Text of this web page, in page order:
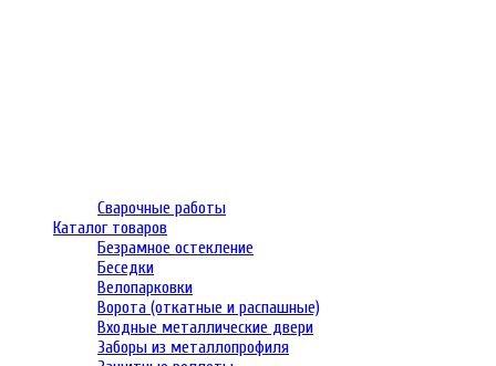
Сварочные работы
Каталог товаров
Безрамное остекление
Беседки
Велопарковки
Ворота (откатные и распашные)
Входные металлические двери
Заборы из металлопрофиля